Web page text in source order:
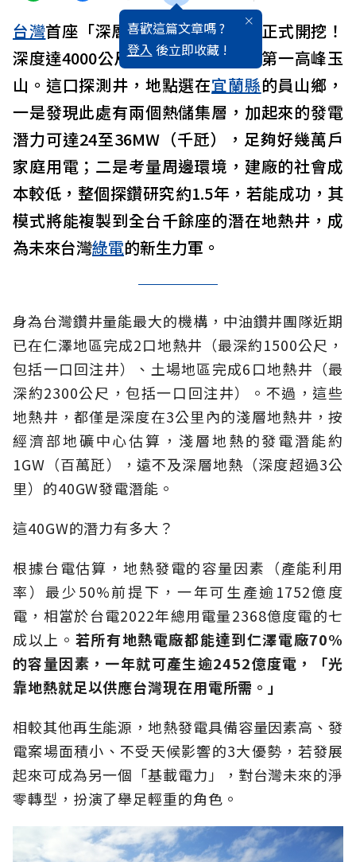
喜歡這篇文章嗎 ?
登入 後立即收藏 !
台灣首座「深層地熱探測井」21日正式開挖！
深度達4000公尺，足以塞進東北亞第一高峰玉
山。這口探測井，地點選在宜蘭縣的員山鄉，
一是發現此處有兩個熱儲集層，加起來的發電
潛力可達24至36MW（千瓩），足夠好幾萬戶
家庭用電；二是考量周邊環境，建廠的社會成
本較低，整個探鑽研究約1.5年，若能成功，其
模式將能複製到全台千餘座的潛在地熱井，成
為未來台灣綠電的新生力軍。
身為台灣鑽井量能最大的機構，中油鑽井團隊近期
已在仁澤地區完成2口地熱井（最深約1500公尺，
包括一口回注井）、土場地區完成6口地熱井（最
深約2300公尺，包括一口回注井）。不過，這些
地熱井，都僅是深度在3公里內的淺層地熱井，按
經濟部地礦中心估算，淺層地熱的發電潛能約
1GW（百萬瓩），遠不及深層地熱（深度超過3公
里）的40GW發電潛能。
這40GW的潛力有多大？
根據台電估算，地熱發電的容量因素（產能利用
率）最少50%前提下，一年可生產逾1752億度
電，相當於台電2022年總用電量2368億度電的七
成以上。 若所有地熱電廠都能達到仁澤電廠70%
的容量因素，一年就可產生逾2452億度電，「光
靠地熱就足以供應台灣現在用電所需。」
相較其他再生能源，地熱發電具備容量因素高、發
電案場面積小、不受天候影響的3大優勢，若發展
起來可成為另一個「基載電力」，對台灣未來的淨
零轉型，扮演了舉足輕重的角色。